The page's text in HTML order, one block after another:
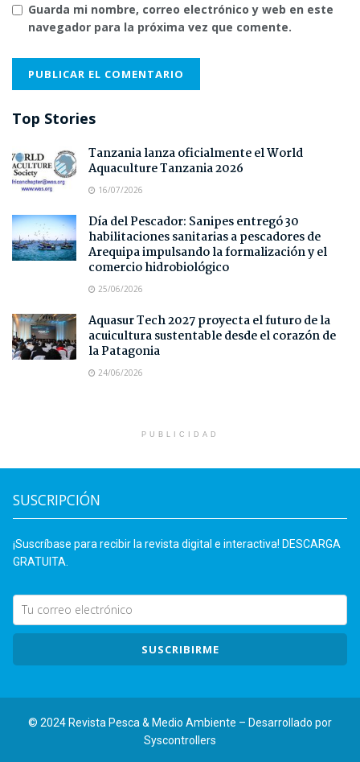
Guarda mi nombre, correo electrónico y web en este
navegador para la próxima vez que comente.
Top Stories
Tanzania lanza oficialmente el World
Aquaculture Tanzania 2026
16/07/2026
Día del Pescador: Sanipes entregó 30
habilitaciones sanitarias a pescadores de
Arequipa impulsando la formalización y el
comercio hidrobiológico
25/06/2026
Aquasur Tech 2027 proyecta el futuro de la
acuicultura sustentable desde el corazón de
la Patagonia
24/06/2026
PUBLICIDAD
SUSCRIPCIÓN
¡Suscríbase para recibir la revista digital e interactiva! DESCARGA
GRATUITA.
SUSCRIBIRME
© 2024 Revista Pesca & Medio Ambiente – Desarrollado por
Syscontrollers